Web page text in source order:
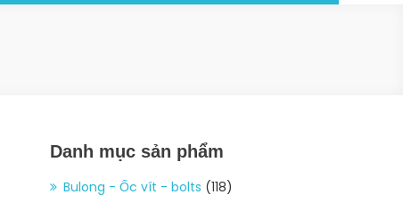
Danh mục sản phẩm
Bulong - Ốc vít - bolts (118)